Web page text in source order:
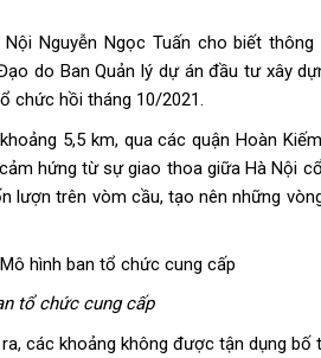
Nguyễn Ngọc Tuấn cho biết thông
do Ban Quản lý dự án đầu tư xây
chức hồi tháng 10/2021.
5,5 km, qua các quận Hoàn
hứng từ sự giao thoa giữa Hà Nội
lượn trên vòm cầu, tạo nên những
tổ chức cung cấp
các khoảng không được tận dụng bố